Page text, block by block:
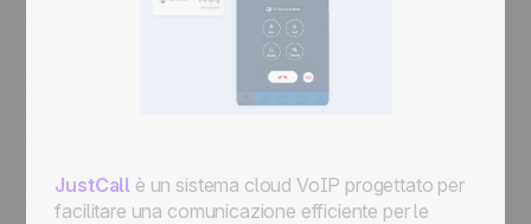
JustCall è un sistema cloud VoIP progettato per
facilitare una comunicazione efficiente per le